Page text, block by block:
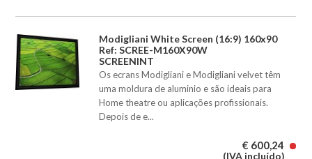
Modigliani White Screen (16:9) 160x90
Ref: SCREE-M160X90W
SCREENINT
Os ecrans Modigliani e Modigliani velvet têm
uma moldura de aluminio e são ideais para
Home theatre ou aplicações profissionais.
Depois de e...
€ 600,24
(IVA incluído)